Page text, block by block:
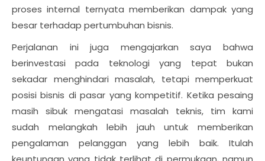
proses internal ternyata memberikan dampak yang
besar terhadap pertumbuhan bisnis.
Perjalanan ini juga mengajarkan saya bahwa
berinvestasi pada teknologi yang tepat bukan
sekadar menghindari masalah, tetapi memperkuat
posisi bisnis di pasar yang kompetitif. Ketika pesaing
masih sibuk mengatasi masalah teknis, tim kami
sudah melangkah lebih jauh untuk memberikan
pengalaman pelanggan yang lebih baik. Itulah